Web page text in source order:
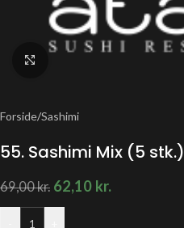
Forside/Sashimi
55. Sashimi Mix (5 stk.)
69,00kr. 62,10 kr.